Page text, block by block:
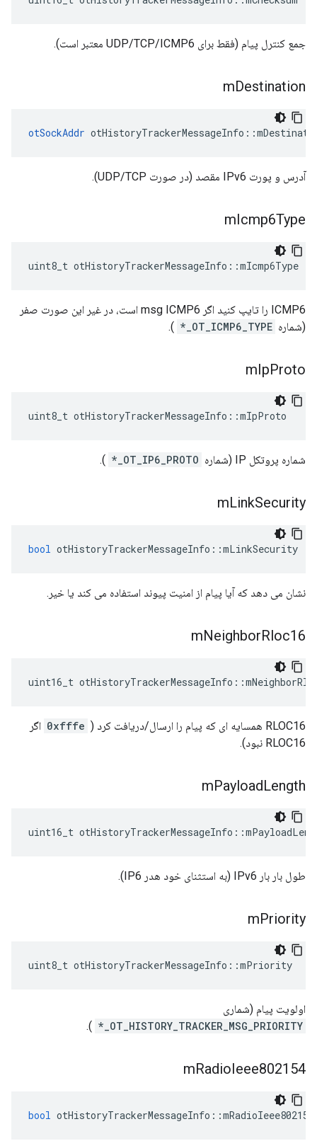
جمع کنترل پیام (فقط برای UDP/TCP/ICMP6 معتبر است).
mDestination
otSockAddr otHistoryTrackerMessageInfo ::
آدرس و پورت IPv6 مقصد (در صورت UDP/TCP).
mIcmp6Type
uint8_t otHistoryTrackerMessageInfo ::mIcmp6Type
ICMP6 را تایپ کنید اگر msg ICMP6 است، در غیر این صورت صفر
(شماره OT_ICMP6_TYPE_*
).
mIpProto
uint8_t otHistoryTrackerMessageInfo ::mIpProto
شماره پروتکل IP (شماره OT_IP6_PROTO_*
).
mLinkSecurity
bool otHistoryTrackerMessageInfo ::mLinkSecurity
نشان می دهد که آیا پیام از امنیت پیوند استفاده می کند یا خیر.
mNeighborRloc16
uint16_t otHistoryTrackerMessageInfo ::
RLOC16 همسایه ای که پیام را ارسال/دریافت کرد ( 0xfffe اگر
RLOC16 نبود).
mPayloadLength
uint16_t otHistoryTrackerMessageInfo ::
طول بار بار IPv6 (به استثنای خود هدر IP6).
mPriority
uint8_t otHistoryTrackerMessageInfo ::mPriority
اولویت پیام (شماری
OT_HISTORY_TRACKER_MSG_PRIORITY_*
).
mRadioIeee802154
bool otHistoryTrackerMessageInfo ::mRadioIeee802154